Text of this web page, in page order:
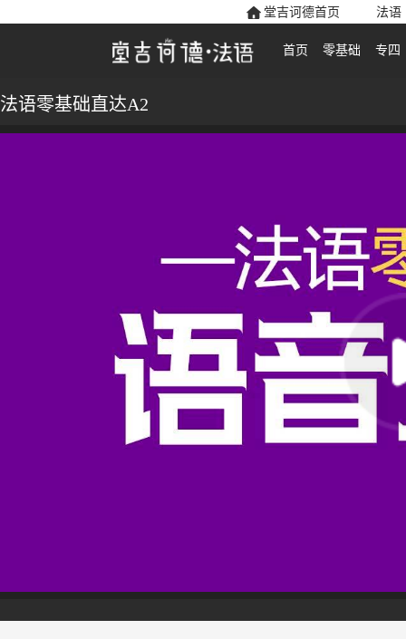
堂吉诃德首页 法语
首页 零基础 专四
法语零基础直达A2